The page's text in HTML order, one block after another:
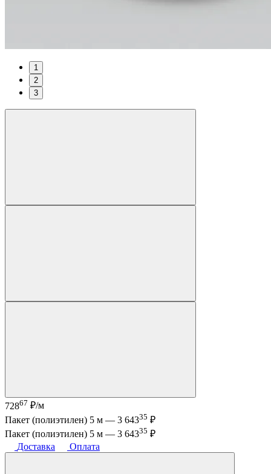
1
2
3
72867 ₽/м
Пакет (полиэтилен) 5 м — 3 64335 ₽
Пакет (полиэтилен) 5 м — 3 64335 ₽
Доставка
Оплата